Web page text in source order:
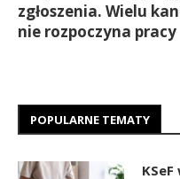
zgłoszenia. Wielu
nie rozpoczyna pracy
POPULARNE TEMATY